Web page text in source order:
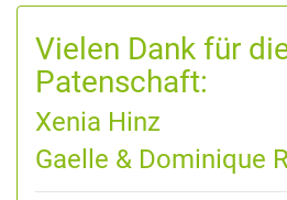
Vielen Dank für
Patenschaft:
Xenia Hinz
Gaelle & Dominique